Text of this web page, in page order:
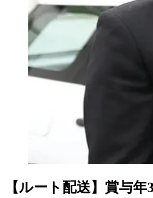
【ルート配送】賞与